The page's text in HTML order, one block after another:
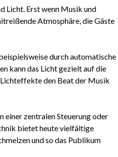
Licht. Erst wenn Musik und
Atmosphäre, die Gäste
durch automatische
kann das Licht gezielt auf die
den Beat der Musik
einer zentralen Steuerung oder
bietet heute vielfältige
und so das Publikum